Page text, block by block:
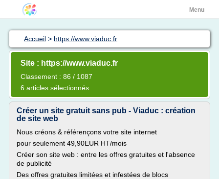
Menu
Accueil > https://www.viaduc.fr
Site : https://www.viaduc.fr
Classement : 86 / 1087
6 articles sélectionnés
Créer un site gratuit sans pub - Viaduc : création
de site web
Nous créons & référençons votre site internet
pour seulement 49,90EUR HT/mois
Créer son site web : entre les offres gratuites et l'absence
de publicité
Des offres gratuites limitées et infestées de blocs